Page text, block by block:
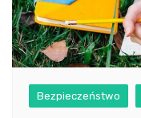
Bezpieczeństwo